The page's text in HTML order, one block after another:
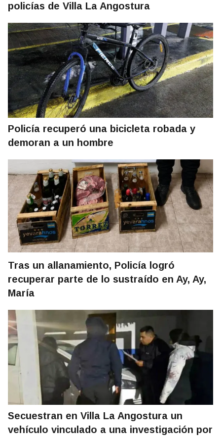
policías de Villa La Angostura
Policía recuperó una bicicleta robada y
demoran a un hombre
Tras un allanamiento, Policía logró
recuperar parte de lo sustraído en Ay, Ay,
María
Secuestran en Villa La Angostura un
vehículo vinculado a una investigación por